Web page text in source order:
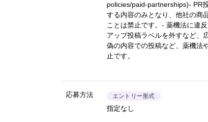
policies/paid-partnerships)- PR
する内容のみとなり、他社の商
ことは禁止です。- 薬機法に違
アップ投稿ラベルを外すなど、
偽の内容での投稿など、薬機法
止です。
応募方法 エントリー形式
指定なし